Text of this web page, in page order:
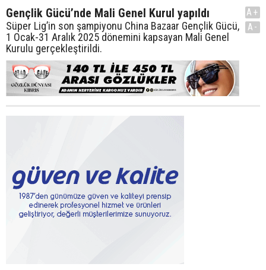
Gençlik Gücü’nde Mali Genel Kurul yapıldı
Süper Lig’in son şampiyonu China Bazaar Gençlik Gücü,
1 Ocak-31 Aralık 2025 dönemini kapsayan Mali Genel
Kurulu gerçekleştirildi.
A+
A-